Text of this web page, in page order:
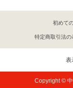
初めて
特定商取引法の
表
Copyright ©